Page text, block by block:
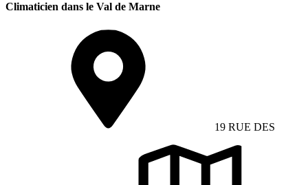
Climaticien dans le Val de Marne
19 RUE DES